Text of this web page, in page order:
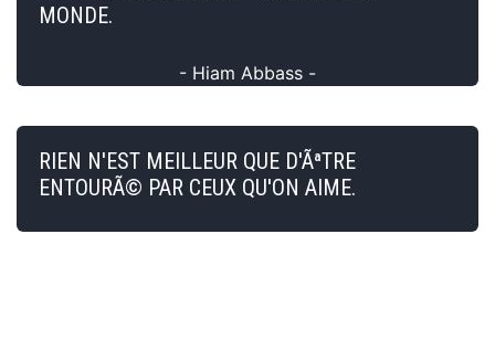
MONDE.
- Hiam Abbass -
RIEN N'EST MEILLEUR QUE D'ÃªTRE
ENTOURÃ© PAR CEUX QU'ON AIME.